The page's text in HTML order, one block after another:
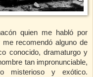
quien me habló por
me recomendó alguno de
conocido, dramaturgo y
tan impronunciable,
misterioso y exótico.